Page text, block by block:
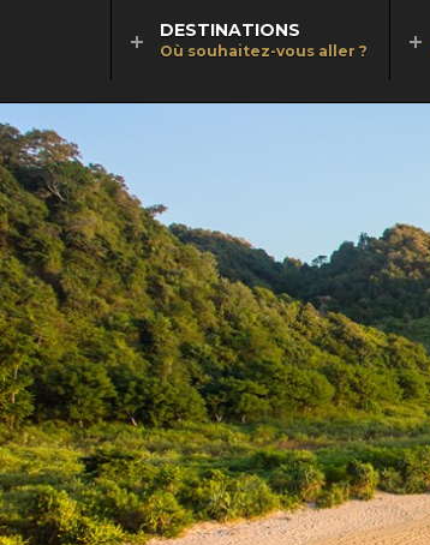
DESTINATIONS
Où souhaitez-vous aller ?